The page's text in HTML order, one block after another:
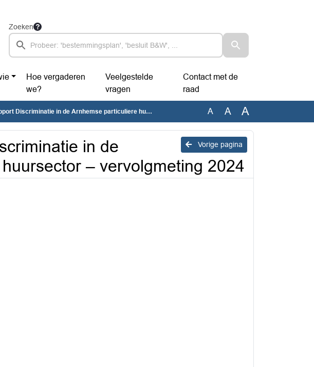
Zoeken
Hoe vergaderen
we?
Veelgestelde
vragen
Contact met de
raad
in de Arnhemse particuliere huursector – vervolgmeting 2024 A A A
Vorige pagina
in de
– vervolgmeting 2024